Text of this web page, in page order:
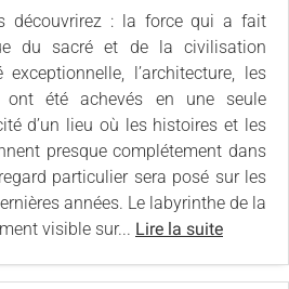
découvrirez : la force qui a fait
du sacré et de la civilisation
l’architecture, les
ont été achevés en une seule
d’un lieu où les histoires et les
presque complétement dans
particulier sera posé sur les
années. Le labyrinthe de la
visible sur... Lire la suite